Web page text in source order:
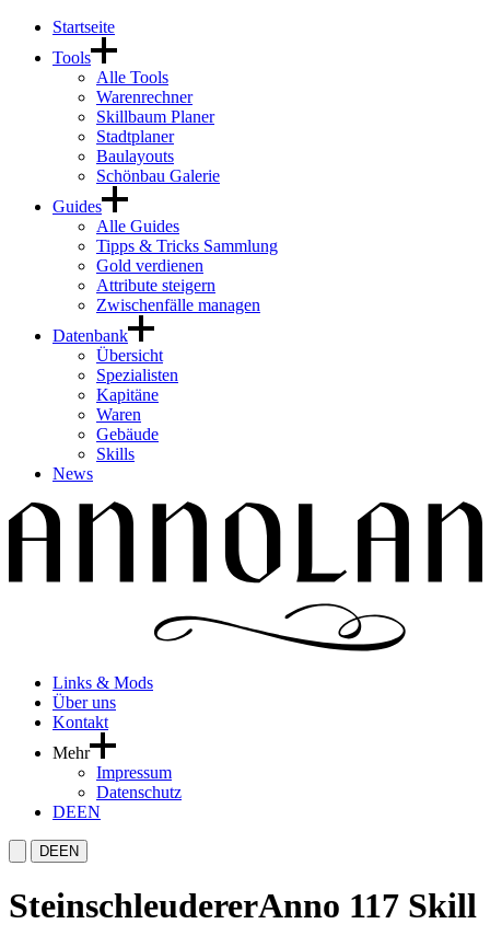
Startseite
Tools
Alle Tools
Warenrechner
Skillbaum Planer
Stadtplaner
Baulayouts
Schönbau Galerie
Guides
Alle Guides
Tipps & Tricks Sammlung
Gold verdienen
Attribute steigern
Zwischenfälle managen
Datenbank
Übersicht
Spezialisten
Kapitäne
Waren
Gebäude
Skills
News
Links & Mods
Über uns
Kontakt
Mehr
Impressum
Datenschutz
DEEN
DEEN
SteinschleudererAnno 117 Skill